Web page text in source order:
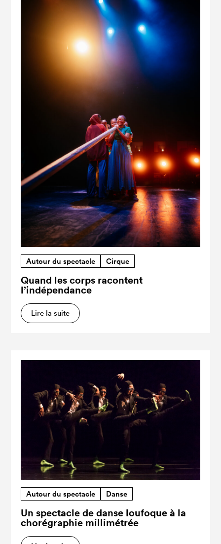
Autour du spectacle Cirque
Quand les corps racontent
l’indépendance
Lire la suite
Autour du spectacle Danse
Un spectacle de danse loufoque à la
chorégraphie millimétrée